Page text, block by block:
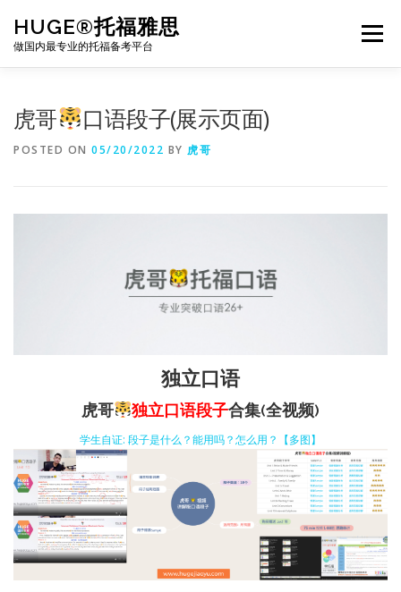
content
HUGE®托福雅思
做国内最专业的托福备考平台
Menu
虎哥 口语段子(展示页面)
POSTED ON 05/20/2022 BY 虎哥
独立口语
虎哥 独立口语段子合集(全视频)
学生自证: 段子是什么？能用吗？怎么用？【多图】